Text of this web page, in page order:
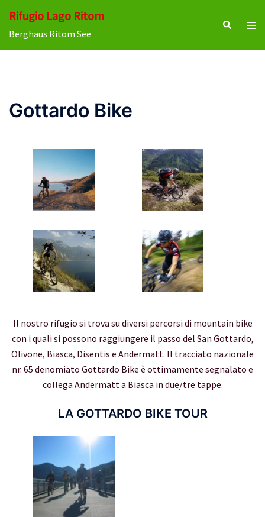
contenuto
Rifugio Lago Ritom
Berghaus Ritom See
Cerca
Gottardo Bike
Il nostro rifugio si trova su diversi percorsi di mountain bike
con i quali si possono raggiungere il passo del San Gottardo,
Olivone, Biasca, Disentis e Andermatt. Il tracciato nazionale
nr. 65 denomiato Gottardo Bike è ottimamente segnalato e
collega Andermatt a Biasca in due/tre tappe.
LA GOTTARDO BIKE TOUR